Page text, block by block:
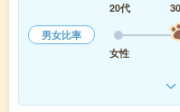
20代
男女比率
女性